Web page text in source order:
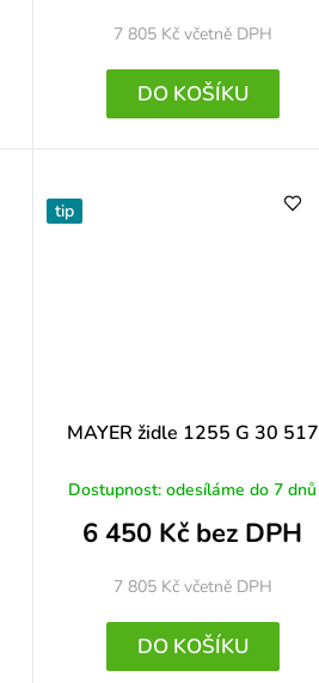
7 805 Kč včetně DPH
DO KOŠÍKU
tip
MAYER židle 1255 G 30 517
Dostupnost: odesíláme do 7 dnů
6 450 Kč bez DPH
7 805 Kč včetně DPH
DO KOŠÍKU